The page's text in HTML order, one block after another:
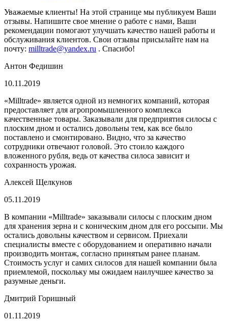
Уважаемые клиенты! На этой странице мы публикуем Ваши
отзывы. Напишите свое мнение о работе с нами, Ваши
рекомендации помогают улучшать качество нашей работы и
обслуживания клиентов. Свои отзывы присылайте нам на
почту: milltrade@yandex.ru . Спасибо!
Антон Федишин
10.11.2019
«Milltrade» является одной из немногих компаний, которая
предоставляет для агропромышленного комплекса
качественные товары. Заказывали для предприятия силосы с
плоским дном и остались довольны тем, как все было
поставлено и смонтировано. Видно, что за качество
сотрудники отвечают головой. Это стоило каждого
вложенного рубля, ведь от качества силоса зависит и
сохранность урожая.
Алексей Щелкунов
05.11.2019
В компании «Milltrade» заказывали силосы с плоским дном
для хранения зерна и с коническим дном для его россыпи. Мы
остались довольны качеством и сервисом. Приехали
специалисты вместе с оборудованием и оперативно начали
производить монтаж, согласно принятым ранее планам.
Стоимость услуг и самих силосов для нашей компании была
приемлемой, поскольку мы ожидаем наилучшее качество за
разумные деньги.
Дмитрий Горишный
01.11.2019